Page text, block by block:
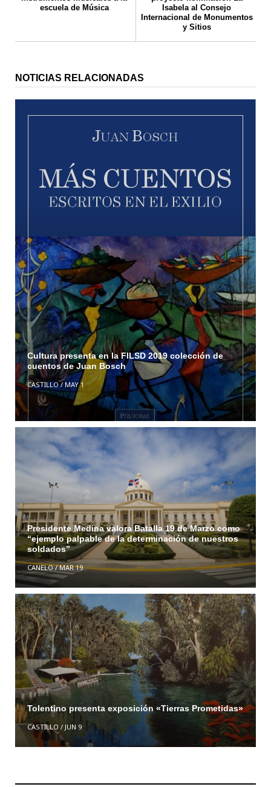
escuela de Música
Isabela al Consejo
Internacional de Monumentos
y Sitios
NOTICIAS RELACIONADAS
Cultura presenta en la FILSD 2019 colección de
cuentos de Juan Bosch
CASTILLO/MAY 1
Presidente Medina valora Batalla 19 de Marzo como
“ejemplo palpable de la determinación de nuestros
soldados”
CANELO/MAR 19
Tolentino presenta exposición «Tierras Prometidas»
CASTILLO / JUN 9